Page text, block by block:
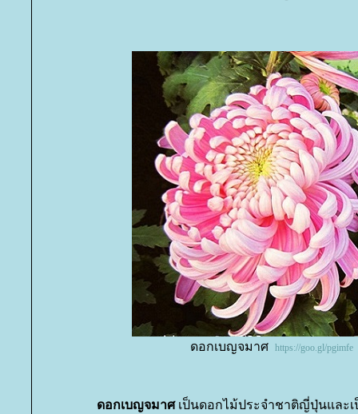
ดอกเบญจมาศ https://goo.gl/pgimfe
ดอกเบญจมาศ เป็นดอกไม้ประจำชาติญี่ปุ่นแล